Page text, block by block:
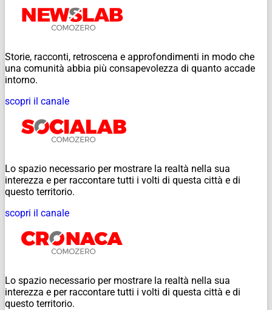
Storie, racconti, retroscena e approfondimenti in modo che
una comunità abbia più consapevolezza di quanto accade
intorno.
scopri il canale
Lo spazio necessario per mostrare la realtà nella sua
interezza e per raccontare tutti i volti di questa città e di
questo territorio.
scopri il canale
Lo spazio necessario per mostrare la realtà nella sua
interezza e per raccontare tutti i volti di questa città e di
questo territorio.